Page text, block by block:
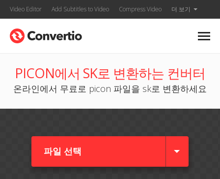
Video Editor Add Subtitles to Video Compress Video 더 보기
PICON에서 SK로 변환하는 컨버터
온라인에서 무료로 picon 파일을 sk로 변환하세요
파일 선택